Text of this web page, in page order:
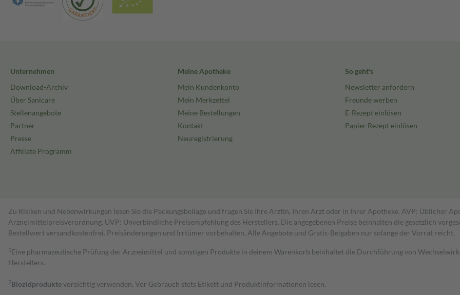
Unternehmen
Download-Archiv
Über Sanicare
Stellenangebote
Partner
Presse
Affiliate Programm
Meine Apotheke
Mein Kundenkonto
Mein Merkzettel
Meine Bestellungen
Kontakt
Neuregistrierung
So geht's
Newsletter anfordern
Freunde werben
E-Rezept einlösen
Papier Rezept einlösen
Zu Risiken und Nebenwirkungen lesen Sie die Packungsbeilage und fragen Sie Ihre Ärztin, Ihren Arzt oder in Ihrer Apotheke. AVP: Üblicher
Arzneimittelpreisverordnung. UVP: Unverbindliche Preisempfehlung des Herstellers. Die angegebenen Preise beinhalten die gesetzlich
Bestell­wert versand­kosten­frei. Preisänderungen und Irrtümer vorbehalten. Alle Angebote und Gratis-Beigaben nur solange der Vorrat reicht.
1 Eine pharmazeutische Prüfung der Arzneimittel und sonstigen Produkte in deinem Warenkorb beinhaltet die Durchführung von
Herstellers.
2Biozidproduktevorsichtig verwenden. Vor Gebrauch stets Etikett und Produktinformationen lesen.